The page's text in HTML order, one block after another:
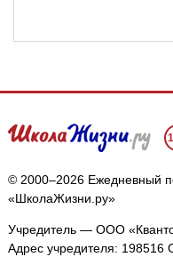
© 2000–2026 Ежедневный
«ШколаЖизни.ру»
Учредитель — ООО
Адрес учредителя: 198516